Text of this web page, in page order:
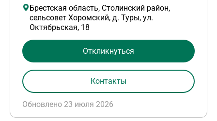
Брестская область, Столинский район,
сельсовет Хоромский, д. Туры, ул.
Октябрьская, 18
Обновлено 23 июля 2026
Откликнуться
Контакты